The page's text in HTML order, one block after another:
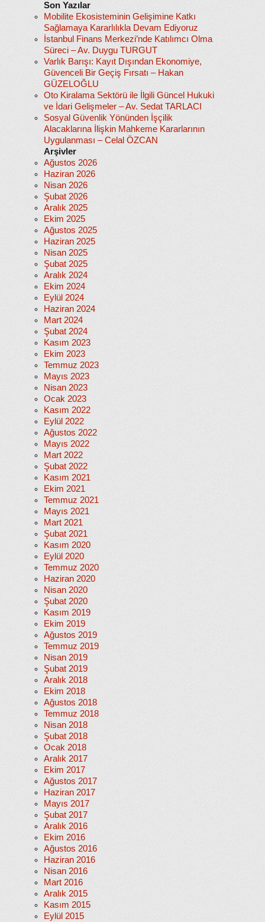
Son Yazılar
Mobilite Ekosisteminin Gelişimine Katkı
Sağlamaya Kararlılıkla Devam Ediyoruz
İstanbul Finans Merkezi’nde Katılımcı Olma
Süreci – Av. Duygu TURGUT
Varlık Barışı: Kayıt Dışından Ekonomiye,
Güvenceli Bir Geçiş Fırsatı – Hakan
GÜZELOĞLU
Oto Kiralama Sektörü ile İlgili Güncel Hukuki
ve İdari Gelişmeler – Av. Sedat TARLACI
Sosyal Güvenlik Yönünden İşçilik
Alacaklarına İlişkin Mahkeme Kararlarının
Uygulanması – Celal ÖZCAN
Arşivler
Ağustos 2026
Haziran 2026
Nisan 2026
Şubat 2026
Aralık 2025
Ekim 2025
Ağustos 2025
Haziran 2025
Nisan 2025
Şubat 2025
Aralık 2024
Ekim 2024
Eylül 2024
Haziran 2024
Mart 2024
Şubat 2024
Kasım 2023
Ekim 2023
Temmuz 2023
Mayıs 2023
Nisan 2023
Ocak 2023
Kasım 2022
Eylül 2022
Ağustos 2022
Mayıs 2022
Mart 2022
Şubat 2022
Kasım 2021
Ekim 2021
Temmuz 2021
Mayıs 2021
Mart 2021
Şubat 2021
Kasım 2020
Eylül 2020
Temmuz 2020
Haziran 2020
Nisan 2020
Şubat 2020
Kasım 2019
Ekim 2019
Ağustos 2019
Temmuz 2019
Nisan 2019
Şubat 2019
Aralık 2018
Ekim 2018
Ağustos 2018
Temmuz 2018
Nisan 2018
Şubat 2018
Ocak 2018
Aralık 2017
Ekim 2017
Ağustos 2017
Haziran 2017
Mayıs 2017
Şubat 2017
Aralık 2016
Ekim 2016
Ağustos 2016
Haziran 2016
Nisan 2016
Mart 2016
Aralık 2015
Kasım 2015
Eylül 2015